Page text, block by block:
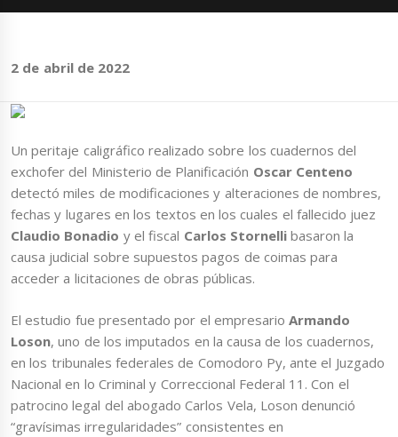
2 de abril de 2022
Un peritaje caligráfico realizado sobre los cuadernos del
exchofer del Ministerio de Planificación Oscar Centeno
detectó miles de modificaciones y alteraciones de nombres,
fechas y lugares en los textos en los cuales el fallecido juez
Claudio Bonadio y el fiscal Carlos Stornellibasaron la
causa judicial sobre supuestos pagos de coimas para
acceder a licitaciones de obras públicas.
El estudio fue presentado por el empresarioArmando
Loson, uno de los imputados en la causa de los cuadernos,
en los tribunales federales de Comodoro Py, ante el Juzgado
Nacional en lo Criminal y Correccional Federal 11. Con el
patrocino legal del abogado Carlos Vela, Loson denunció
“gravísimas irregularidades” consistentes en